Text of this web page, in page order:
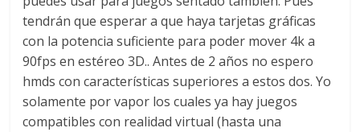
tendrán que esperar a que haya tarjetas gráficas
con la potencia suficiente para poder mover 4k a
90fps en estéreo 3D.. Antes de 2 años no espero
hmds con características superiores a estos dos. Yo
solamente por vapor los cuales ya hay juegos
compatibles con realidad virtual (hasta una